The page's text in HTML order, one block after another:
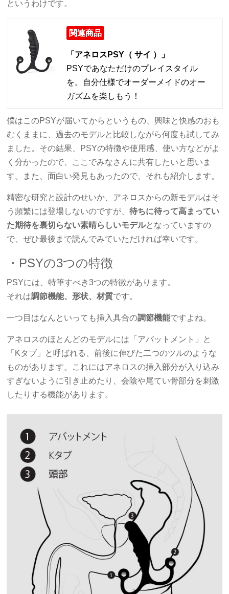
というわけです。
関連商品
「アネロスPSY（ サイ ）」
PSYであなただけのプレイスタイル
を。自分仕様でオーダーメイドのオー
ガズムを楽しもう！
僕はこのPSYが届いてからというもの、興味と快感のおも
むくままに、過去のモデルと比較しながら何度も試してみ
ました。その結果、PSYの特徴や使用感、使い方などがよ
く分かったので、ここでみなさんに共有したいと思いま
す。また、面白い発見もあったので、それも紹介します。
精密な研究と設計のせいか、アネロスからの新モデルはそ
う頻繁には登場しないのですが、待ちに待って高まってい
た期待を裏切らない素晴らしいモデルとなっていますの
で、ぜひ最後まで読んでみていただければ幸いです。
・PSYの3つの特徴
PSYには、特筆すべき3つの特徴があります。
それは調節機能、形状、材質です。
一つ目はなんといっても挿入具合の調節機能ですよね。
アネロスのほとんどのモデルには「アバットメント」と
「Kタブ」と呼ばれる、前後に伸びた二つのツルのような
ものがあります。これにはアネロスの挿入部分が入り込み
すぎないように引き止めたり、会陰や尾てい骨部分を刺激
したりする機能があります。